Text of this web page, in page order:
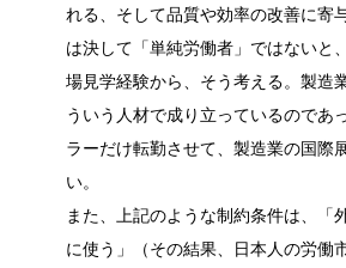
れる、そして品質や効率の改善に寄
は決して「単純労働者」ではないと
場見学経験から、そう考える。製造
ういう人材で成り立っているのであ
ラーだけ転勤させて、製造業の国際
い。
また、上記のような制約条件は、「
に使う」（その結果、日本人の労働